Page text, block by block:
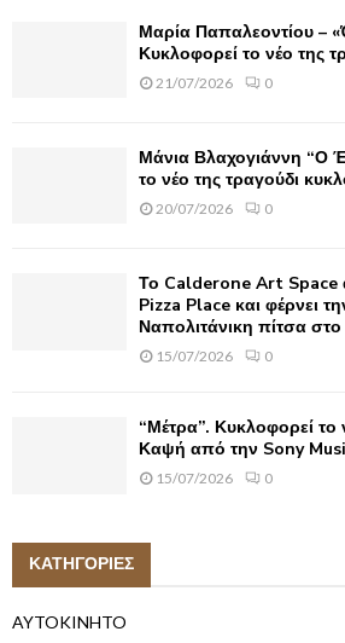
Μαρία Παπαλεοντίου –
Κυκλοφορεί το νέο της
21/07/2026 0
Μάνια Βλαχογιάννη “Ο
το νέο της τραγούδι
20/07/2026 0
Το Calderone Art Space
Pizza Place και φέρνει
Ναπολιτάνικη πίτσα στο
15/07/2026 0
“Μέτρα”. Κυκλοφορεί το
Καψή από την Sony
15/07/2026 0
ΚΑΤΗΓΟΡΙΕΣ
AYTOKINHTO